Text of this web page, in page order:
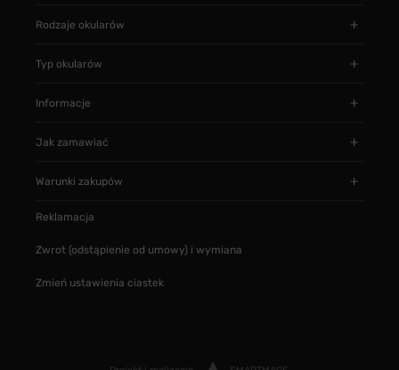
Rodzaje okularów
Typ okularów
Informacje
Jak zamawiać
Warunki zakupów
Reklamacja
Zwrot (odstąpienie od umowy) i wymiana
Zmień ustawienia ciastek